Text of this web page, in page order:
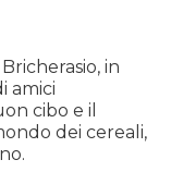
in
amici
cibo e il
dei cereali,